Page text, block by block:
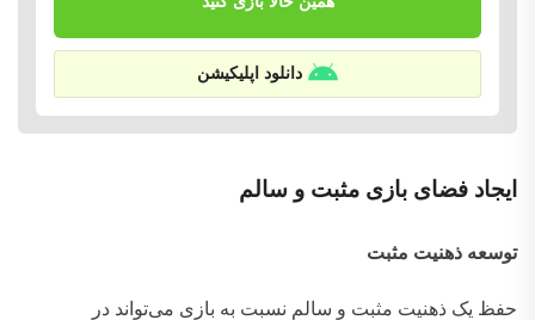
دانلود اپلیکیشن
ایجاد فضای بازی مثبت و سالم
توسعه ذهنیت مثبت
حفظ یک ذهنیت مثبت و سالم نسبت به بازی می‌تواند در